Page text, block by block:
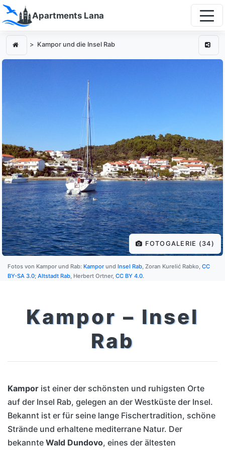
Apartments Lana
Kampor und die Insel Rab
FOTOGALERIE (34)
Fotos von Kampor und Rab: Kampor und Insel Rab , Zoran Kurelić Rabko, CC
BY-SA 3.0; Altstadt Rab , Herbert Ortner, CC BY 4.0.
Kampor – Insel
Rab
Kampor ist einer der schönsten und ruhigsten Orte
auf der Insel Rab, gelegen an der Westküste der Insel.
Bekannt ist er für seine lange Fischertradition, schöne
Strände und erhaltene mediterrane Natur. Der
bekannte Wald Dundovo, eines der ältesten